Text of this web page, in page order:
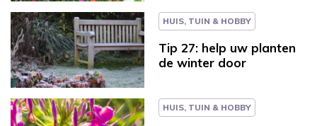
HUIS, TUIN & HOBBY
Tip 27: help uw planten
de winter door
HUIS, TUIN & HOBBY